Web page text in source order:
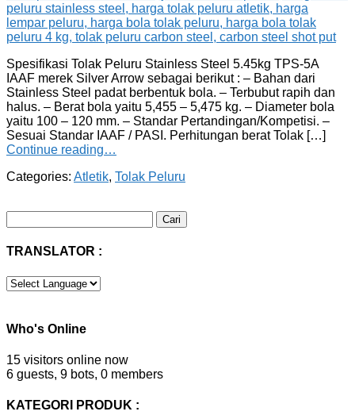
Spesifikasi Tolak Peluru Stainless Steel 5.45kg TPS-5A
IAAF merek Silver Arrow sebagai berikut : – Bahan dari
Stainless Steel padat berbentuk bola. – Terbubut rapih dan
halus. – Berat bola yaitu 5,455 – 5,475 kg. – Diameter bola
yaitu 100 – 120 mm. – Standar Pertandingan/Kompetisi. –
Sesuai Standar IAAF / PASI. Perhitungan berat Tolak […]
Continue reading…
Categories: Atletik, Tolak Peluru
untuk:
TRANSLATOR :
Who's Online
15 visitors online now
6 guests, 9 bots, 0 members
KATEGORI PRODUK :